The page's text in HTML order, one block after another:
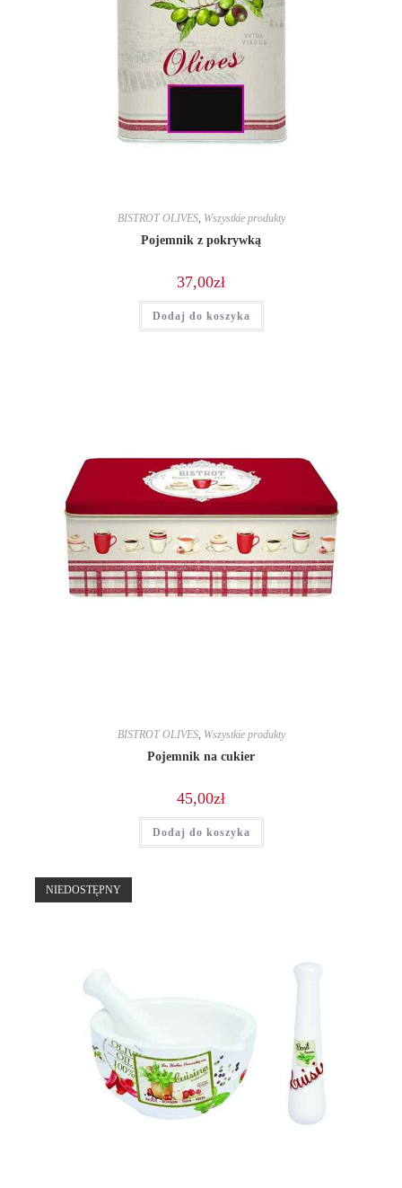
BISTROT OLIVES, Wszystkie produkty
Pojemnik z pokrywką
37,00zł
Dodaj do koszyka
BISTROT OLIVES, Wszystkie produkty
Pojemnik na cukier
45,00zł
Dodaj do koszyka
NIEDOSTĘPNY